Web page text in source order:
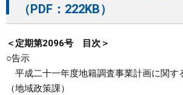
（PDF：222KB）
＜定期第2096号 目次＞
○告示
平成二十一年度地籍調査事業計画に関す
（地域政策課）